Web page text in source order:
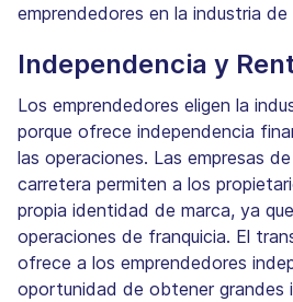
emprendedores en la industria
Independencia y
Los emprendedores eligen la
porque ofrece independencia
las operaciones. Las empresas
carretera permiten a los
propia identidad de marca, ya
operaciones de franquicia. El
ofrece a los emprendedores
oportunidad de obtener grandes